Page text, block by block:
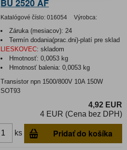
BU 2520 AF
Katalógové číslo: 016054 Výrobca:
Záruka (mesiacov): 24
Termín dodania(prac.dni)-platí pre sklad
LIESKOVEC: skladom
Hmotnosť:0,0053 kg
Hmotnosť balenia:0,0053 kg
Transistor npn 1500/800V 10A 150W
SOT93
4,92 EUR
4 EUR (Cena bez DPH)
ks Pridať do košíka